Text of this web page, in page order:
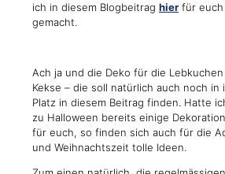
ich in diesem Blogbeitrag hier für euch
gemacht.
Ach ja und die Deko für die
Kekse – die soll natürlich auch noch in
Platz in diesem Beitrag finden. Hatte
zu Halloween bereits einige
für euch, so finden sich auch für die
und Weihnachtszeit tolle Ideen.